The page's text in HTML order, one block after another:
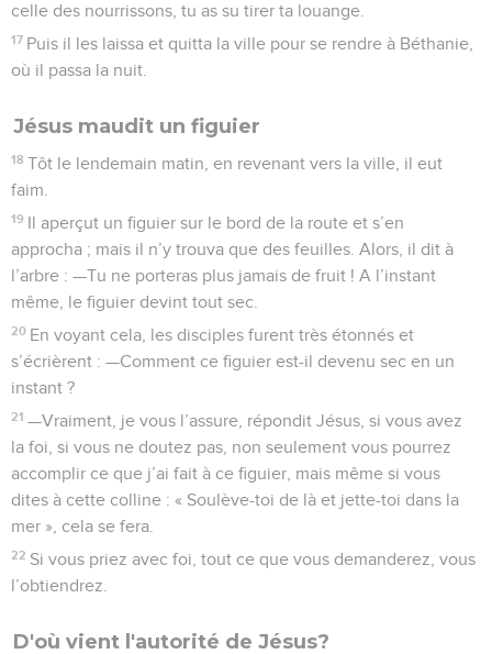
celle des nourrissons, tu as su tirer ta louange.
17 Puis il les laissa et quitta la ville pour se rendre à Béthanie,
où il passa la nuit.
Jésus maudit un figuier
18 Tôt le lendemain matin, en revenant vers la ville, il eut
faim.
19 Il aperçut un figuier sur le bord de la route et s’en
approcha ; mais il n’y trouva que des feuilles. Alors, il dit à
l’arbre : —Tu ne porteras plus jamais de fruit ! A l’instant
même, le figuier devint tout sec.
20 En voyant cela, les disciples furent très étonnés et
s’écrièrent : —Comment ce figuier est-il devenu sec en un
instant ?
21 —Vraiment, je vous l’assure, répondit Jésus, si vous avez
la foi, si vous ne doutez pas, non seulement vous pourrez
accomplir ce que j’ai fait à ce figuier, mais même si vous
dites à cette colline : « Soulève-toi de là et jette-toi dans la
mer », cela se fera.
22 Si vous priez avec foi, tout ce que vous demanderez, vous
l’obtiendrez.
D'où vient l'autorité de Jésus?